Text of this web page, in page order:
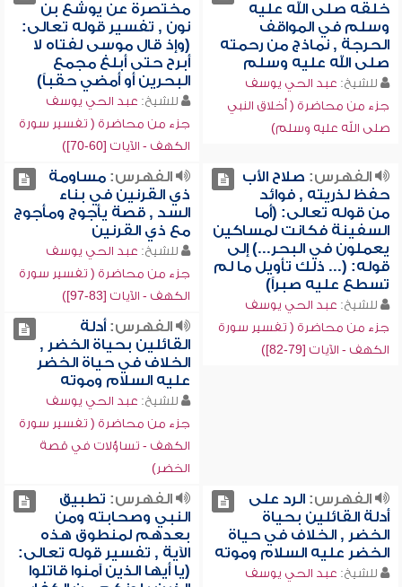
خلقه صلى الله عليه
وسلم في المواقف
الحرجة , نماذج من رحمته
صلى الله عليه وسلم
للشيخ: عبد الحي يوسف
جزء من محاضرة ( أخلاق النبي
صلى الله عليه وسلم)
مختصرة عن يوشع بن
نون , تفسير قوله تعالى:
(وإذ قال موسى لفتاه لا
أبرح حتى أبلغ مجمع
البحرين أو أمضي حقباً)
للشيخ: عبد الحي يوسف
جزء من محاضرة ( تفسير سورة
الكهف - الآيات [60-70])
الفهرس: صلاح الأب
حفظ لذريته , فوائد
من قوله تعالى: (أما
السفينة فكانت لمساكين
يعملون في البحر...) إلى
قوله: (... ذلك تأويل ما لم
تسطع عليه صبراً)
للشيخ: عبد الحي يوسف
جزء من محاضرة ( تفسير سورة
الكهف - الآيات [79-82])
الفهرس:مساومة
ذي القرنين في بناء
السد , قصة يأجوج ومأجوج
مع ذي القرنين
للشيخ: عبد الحي يوسف
جزء من محاضرة ( تفسير سورة
الكهف - الآيات [83-97])
الفهرس:أدلة
القائلين بحياة الخضر ,
الخلاف في حياة الخضر
عليه السلام وموته
للشيخ: عبد الحي يوسف
جزء من محاضرة ( تفسير سورة
الكهف - تساؤلات في قصة
الخضر)
الفهرس:الرد على
أدلة القائلين بحياة
الخضر , الخلاف في حياة
الخضر عليه السلام وموته
للشيخ: عبد الحي يوسف
الفهرس: تطبيق
النبي وصحابته ومن
بعدهم لمنطوق هذه
الآية , تفسير قوله تعالى:
(يا أيها الذين آمنوا قاتلوا